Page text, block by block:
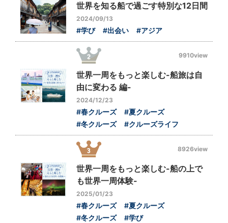
世界を知る船で過ごす特別な12日間
2024/09/13
#学び #出会い #アジア
9910view
世界一周をもっと楽しむ-船旅は自
由に変わる 編-
2024/12/23
#春クルーズ
#夏クルーズ
#冬クルーズ
#クルーズライフ
8926view
世界一周をもっと楽しむ-船の上で
も世界一周体験-
2025/01/23
#春クルーズ
#夏クルーズ
#冬クルーズ
#学び